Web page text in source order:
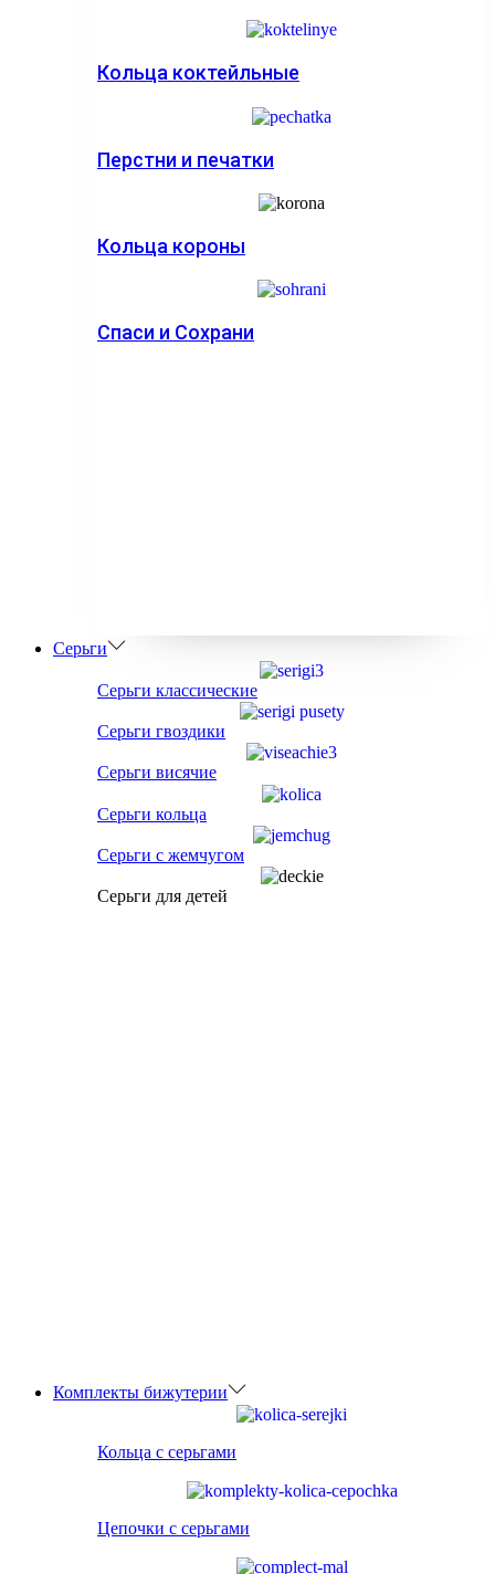
Кольца коктейльные
Перстни и печатки
Кольца короны
Спаси и Сохрани
Серьги
Серьги классические
Серьги гвоздики
Серьги висячие
Серьги кольца
Серьги с жемчугом
Серьги для детей
Комплекты бижутерии
Кольца с серьгами
Цепочки с серьгами